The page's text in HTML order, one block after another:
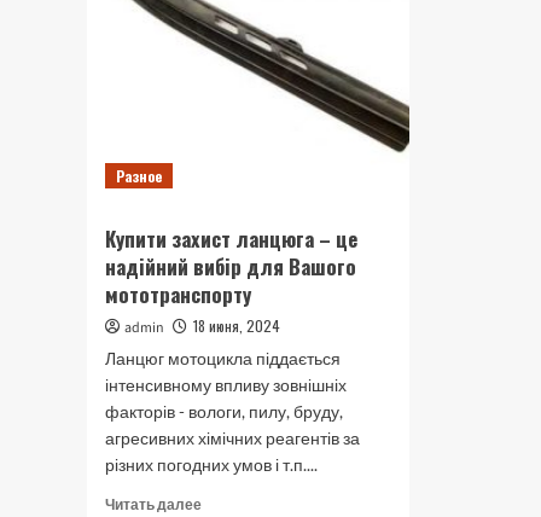
Разное
Купити захист ланцюга – це
надійний вибір для Вашого
мототранспорту
admin
18 июня, 2024
Ланцюг мотоцикла піддається
інтенсивному впливу зовнішніх
факторів - вологи, пилу, бруду,
агресивних хімічних реагентів за
різних погодних умов і т.п....
Читать далееПрочитать